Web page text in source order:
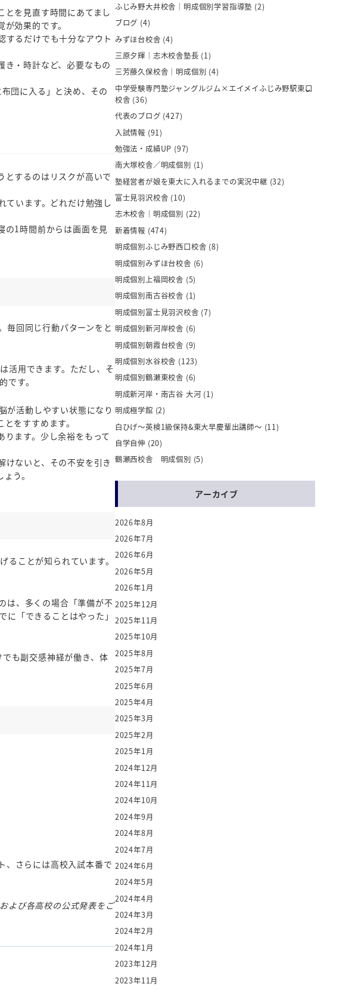
とを見直す時間にあてまし
効果的です。
するだけでも十分なアウト
き・時計など、必要なもの
団に入る」と決め、その
とするのはリスクが高いで
ています。どれだけ勉強し
の1時間前からは画面を見
毎回同じ行動パターンをと
活用できます。ただし、そ
です。
が活動しやすい状態になり
をすすめます。
ります。少し余裕をもって
けないと、その不安を引き
う。
ることが知られています。
は、多くの場合「準備が不
「できることはやった」
も副交感神経が働き、体
、さらには高校入試本番で
よび各高校の公式発表をご
ふじみ野大井校舎｜明成個別学習指導塾 (2)
ブログ (4)
みずほ台校舎 (4)
三原夕輝｜志木校舎塾長 (1)
三芳藤久保校舎｜明成個別 (4)
中学受験専門塾ジャングルジム×エイメイふじみ野駅東口
校舎 (36)
代表のブログ (427)
入試情報 (91)
勉強法・成績UP (97)
南大塚校舎／明成個別 (1)
塾経営者が娘を東大に入れるまでの実況中継 (32)
富士見羽沢校舎 (10)
志木校舎｜明成個別 (22)
新着情報 (474)
明成個別ふじみ野西口校舎 (8)
明成個別みずほ台校舎 (6)
明成個別上福岡校舎 (5)
明成個別南古谷校舎 (1)
明成個別富士見羽沢校舎 (7)
明成個別新河岸校舎 (6)
明成個別朝霞台校舎 (9)
明成個別水谷校舎 (123)
明成個別鶴瀬東校舎 (6)
明成新河岸・南古谷 大河 (1)
明成極学館 (2)
白ひげ～英検1級保持&東大早慶輩出講師～ (11)
自学自伸 (20)
鶴瀬西校舎 明成個別 (5)
アーカイブ
2026年8月
2026年7月
2026年6月
2026年5月
2026年1月
2025年12月
2025年11月
2025年10月
2025年8月
2025年7月
2025年6月
2025年4月
2025年3月
2025年2月
2025年1月
2024年12月
2024年11月
2024年10月
2024年9月
2024年8月
2024年7月
2024年6月
2024年5月
2024年4月
2024年3月
2024年2月
2024年1月
2023年12月
2023年11月